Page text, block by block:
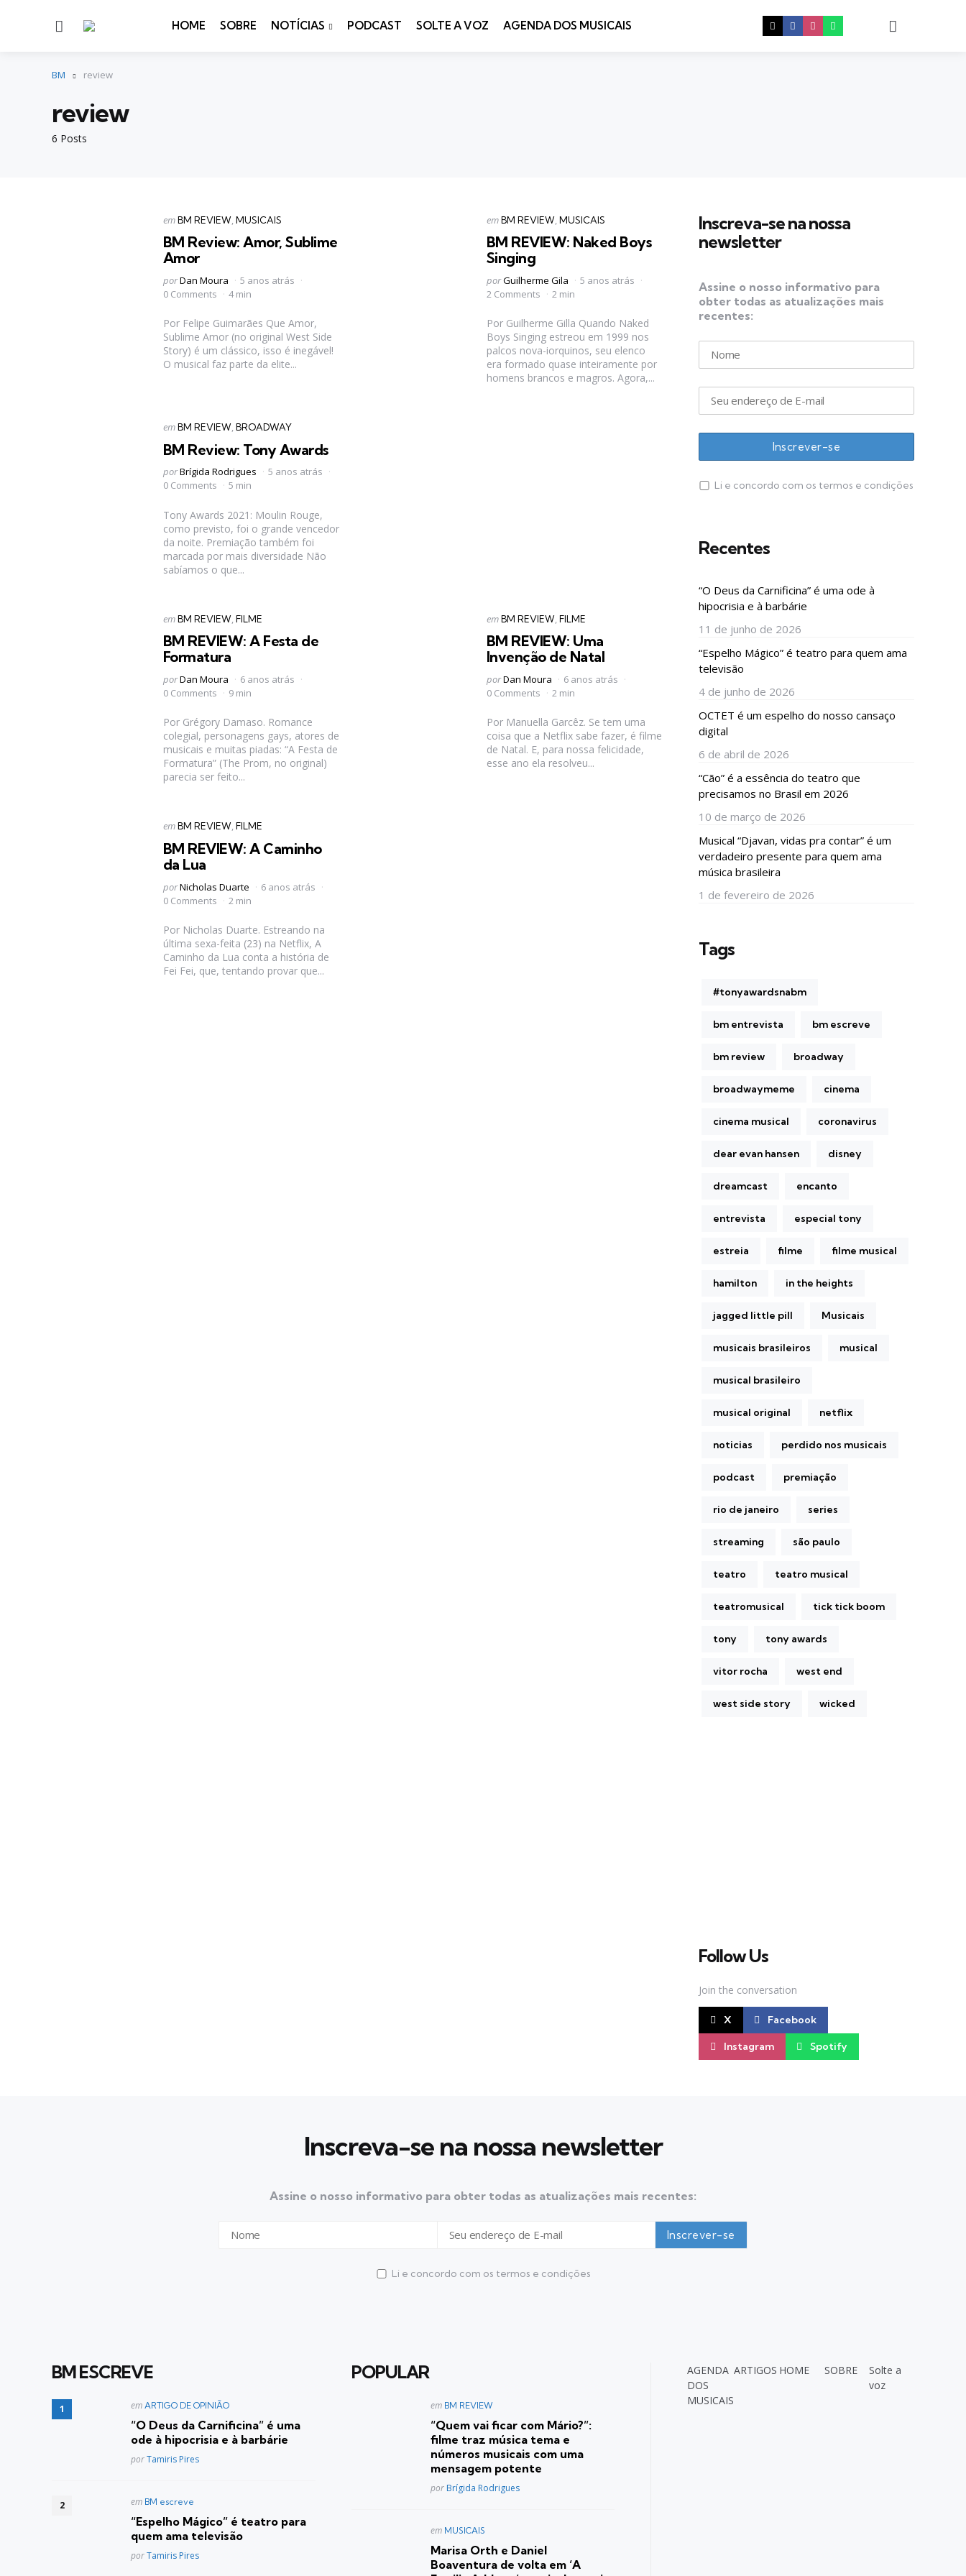
Menu HOME SOBRE NOTÍCIAS PODCAST SOLTE A VOZ AGENDA DOS MUSICAIS
BM review
6 Posts
review
Categorias
Postado
em BM REVIEW MUSICAIS
BM Review: Amor, Sublime
Amor
Postado
por
porDan Moura
5 anos atrás
0 Comments
4 min
Por Felipe Guimarães Que Amor,
Sublime Amor (no original West Side
Story) é um clássico, isso é inegável!
O musical faz parte da elite...
Categorias
Postado
em BM REVIEW MUSICAIS
BM REVIEW: Naked Boys
Singing
Postado
por
porGuilherme Gila
5 anos atrás
2 Comments
2 min
Por Guilherme Gilla Quando Naked
Boys Singing estreou em 1999 nos
palcos nova-iorquinos, seu elenco
era formado quase inteiramente por
homens brancos e magros. Agora,...
Categorias
Postado
em BM REVIEW BROADWAY
BM Review: Tony Awards
Postado
por
porBrígida Rodrigues
5 anos atrás
0 Comments
5 min
Tony Awards 2021: Moulin Rouge,
como previsto, foi o grande vencedor
da noite. Premiação também foi
marcada por mais diversidade Não
sabíamos o que...
Categorias
Postado
em BM REVIEW FILME
BM REVIEW: A Festa de
Formatura
Postado
por
porDan Moura
6 anos atrás
0 Comments
9 min
Por Grégory Damaso. Romance
colegial, personagens gays, atores de
musicais e muitas piadas: “A Festa de
Formatura” (The Prom, no original)
parecia ser feito...
Categorias
Postado
em BM REVIEW FILME
BM REVIEW: Uma
Invenção de Natal
Postado
por
porDan Moura
6 anos atrás
0 Comments
2 min
Por Manuella Garcêz. Se tem uma
coisa que a Netflix sabe fazer, é filme
de Natal. E, para nossa felicidade,
esse ano ela resolveu...
Categorias
Postado
em BM REVIEW FILME
BM REVIEW: A Caminho
da Lua
Postado
por
porNicholas Duarte
6 anos atrás
0 Comments
2 min
Por Nicholas Duarte. Estreando na
última sexa-feita (23) na Netflix, A
Caminho da Lua conta a história de
Fei Fei, que, tentando provar que...
Inscreva-se na nossa
newsletter
Assine o nosso informativo para
obter todas as atualizações mais
recentes:
Li e concordo com os termos e condições
Recentes
“O Deus da Carnificina” é uma ode à
hipocrisia e à barbárie
11 de junho de 2026
“Espelho Mágico” é teatro para quem ama
televisão
4 de junho de 2026
OCTET é um espelho do nosso cansaço
digital
6 de abril de 2026
“Cão” é a essência do teatro que
precisamos no Brasil em 2026
10 de março de 2026
Musical “Djavan, vidas pra contar” é um
verdadeiro presente para quem ama
música brasileira
1 de fevereiro de 2026
Tags
#tonyawardsnabm
bm entrevista bm escreve
bm review broadway
broadwaymeme cinema
cinema musical coronavirus
dear evan hansen disney
dreamcast encanto
entrevista especial tony
estreia filme filme musical
hamilton in the heights
jagged little pill Musicais
musicais brasileiros musical
musical brasileiro
musical original netflix
noticias perdido nos musicais
podcast premiação
rio de janeiro series
streaming são paulo
teatro teatro musical
teatromusical tick tick boom
tony tony awards
vitor rocha west end
west side story wicked
Follow Us
Join the conversation
X Facebook
Instagram Spotify
Inscreva-se na nossa newsletter
Assine o nosso informativo para obter todas as atualizações mais recentes:
Li e concordo com os termos e condições
BM ESCREVE
Postado
em ARTIGO DE OPINIÃO
“O Deus da Carnificina” é uma
ode à hipocrisia e à barbárie
Posted
porTamiris Pires
Postado
em BM escreve
“Espelho Mágico” é teatro para
quem ama televisão
Posted
porTamiris Pires
POPULAR
Postado
em BM REVIEW
“Quem vai ficar com Mário?”:
filme traz música tema e
números musicais com uma
mensagem potente
Posted
por Brígida Rodrigues
Postado
em MUSICAIS
Marisa Orth e Daniel
Boaventura de volta em ‘A
AGENDA
DOS
MUSICAIS
ARTIGOS HOME SOBRE
Solte a
voz